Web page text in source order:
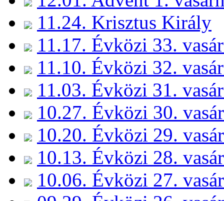
11.24. Krisztus Király
11.17. Évközi 33.
11.10. Évközi 32.
11.03. Évközi 31.
10.27. Évközi 30.
10.20. Évközi 29.
10.13. Évközi 28.
10.06. Évközi 27.